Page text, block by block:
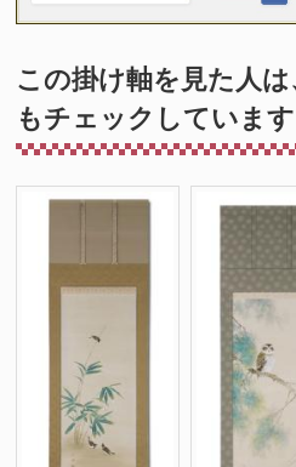
この掛け軸を見た人
もチェックしています